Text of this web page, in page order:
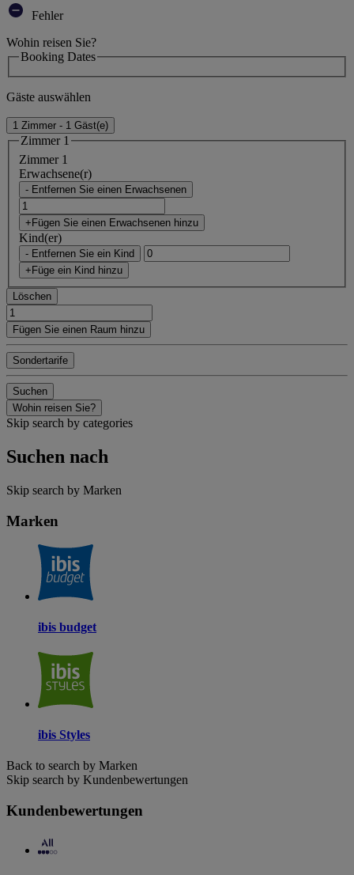
Fehler
Wohin reisen Sie?
Booking Dates
Gäste auswählen
1 Zimmer - 1 Gäst(e)
Zimmer 1
Zimmer 1
Erwachsene(r)
- Entfernen Sie einen Erwachsenen
+Fügen Sie einen Erwachsenen hinzu
Kind(er)
- Entfernen Sie ein Kind
+Füge ein Kind hinzu
Löschen
Fügen Sie einen Raum hinzu
Sondertarife
Suchen
Wohin reisen Sie?
Skip search by categories
Suchen nach
Skip search by Marken
Marken
ibis budget
ibis Styles
Back to search by Marken
Skip search by Kundenbewertungen
Kundenbewertungen